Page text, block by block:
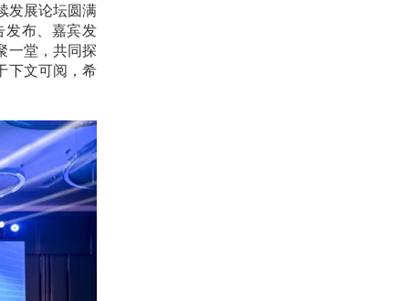
发展论坛圆满
布、嘉宾发
一堂，共同探
下文可阅，希